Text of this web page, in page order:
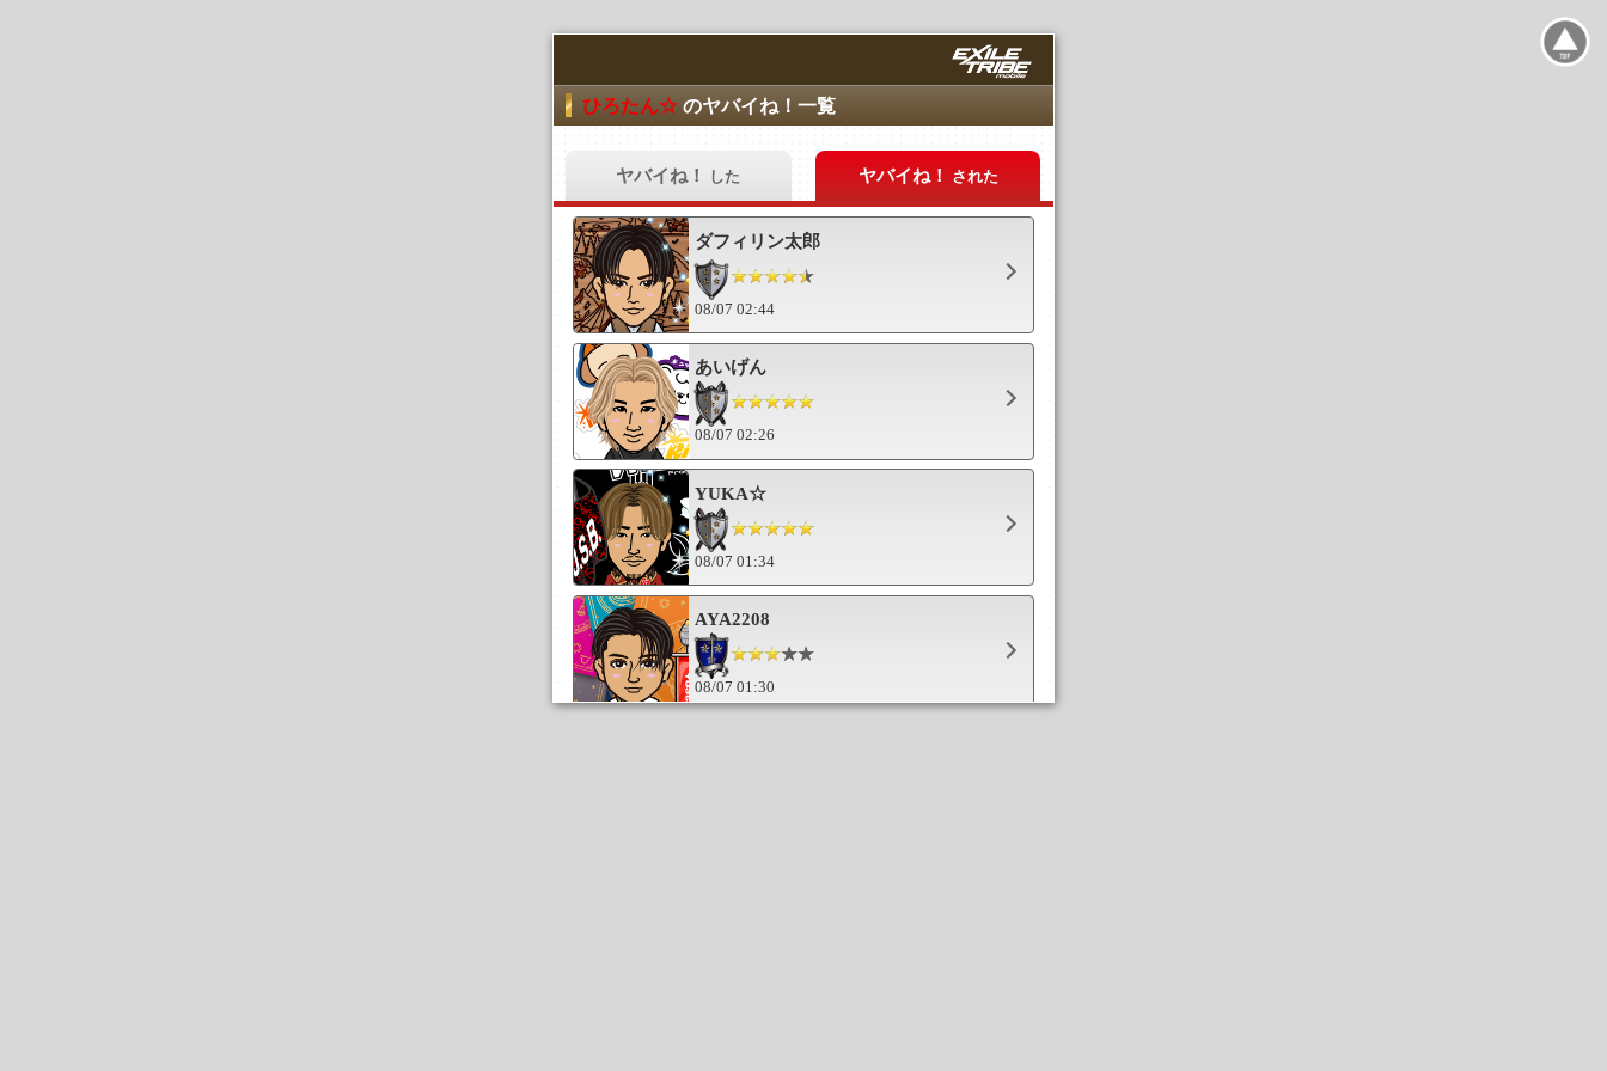
ひろたん☆ のヤバイね！一覧
ヤバイね！ した ヤバイね！ された
ダフィリン太郎
08/07 02:44
あいげん
08/07 02:26
YUKA☆
08/07 01:34
AYA2208
08/07 01:30